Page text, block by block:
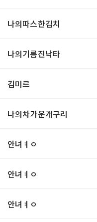
나의따스한김치
나의기름진낙타
김미르
나의차가운개구리
안녀ㅕㅇ
안녀ㅕㅇ
안녀ㅕㅇ